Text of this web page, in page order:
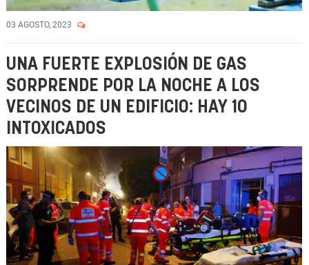
03 AGOSTO, 2023
UNA FUERTE EXPLOSIÓN DE GAS
SORPRENDE POR LA NOCHE A LOS
VECINOS DE UN EDIFICIO: HAY 10
INTOXICADOS